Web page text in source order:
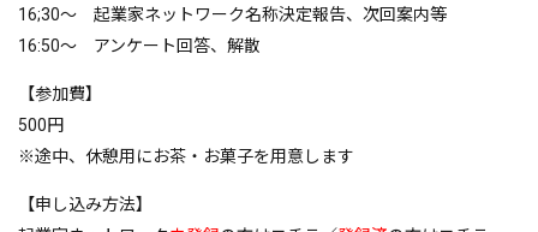
16;30～ 起業家ネットワーク名称決定報告、次回案内等
16:50～ アンケート回答、解散
【参加費】
500円
※途中、休憩用にお茶・お菓子を用意します
【申し込み方法】